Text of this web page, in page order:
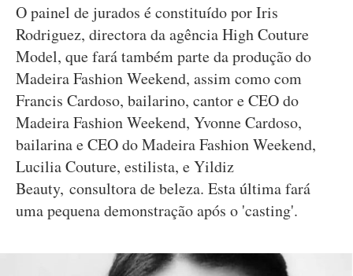
O painel de jurados é constituído por Iris
Rodriguez, directora da agência High Couture
Model, que fará também parte da produção do
Madeira Fashion Weekend, assim como com
Francis Cardoso, bailarino, cantor e CEO do
Madeira Fashion Weekend, Yvonne Cardoso,
bailarina e CEO do Madeira Fashion Weekend,
Lucilia Couture, estilista, e Yildiz
Beauty, consultora de beleza. Esta última fará
uma pequena demonstração após o 'casting'.